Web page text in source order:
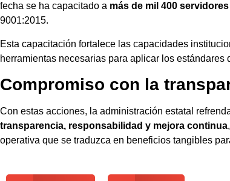
fecha se ha capacitado a más de mil 400
9001:2015.
Esta capacitación fortalece las capacidades
herramientas necesarias para aplicar los
Compromiso con la
Con estas acciones, la administración estatal
transparencia, responsabilidad y mejora continua
operativa que se traduzca en beneficios tangibles